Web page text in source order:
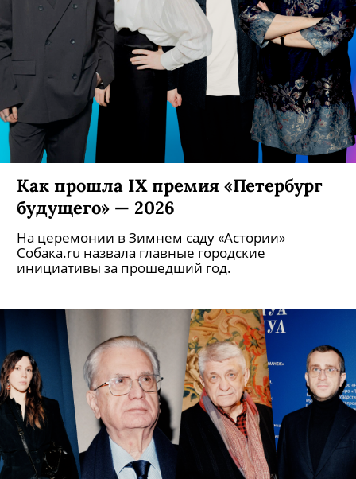
Как прошла IX премия «Петербург
будущего» — 2026
На церемонии в Зимнем саду «Астории»
Собака.ru назвала главные городские
инициативы за прошедший год.